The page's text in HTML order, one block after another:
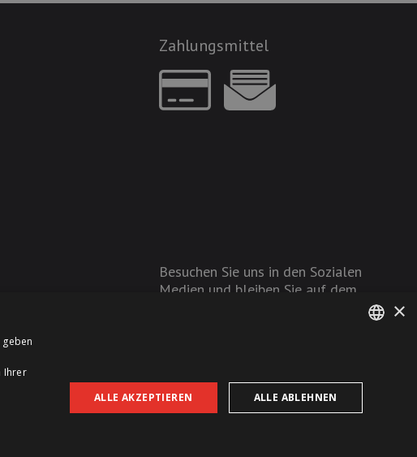
Zahlungsmittel
Besuchen Sie uns in den Sozialen
Medien und bleiben Sie auf dem
FRENCH
×
Ihrer
ALLE AKZEPTIEREN ALLE ABLEHNEN